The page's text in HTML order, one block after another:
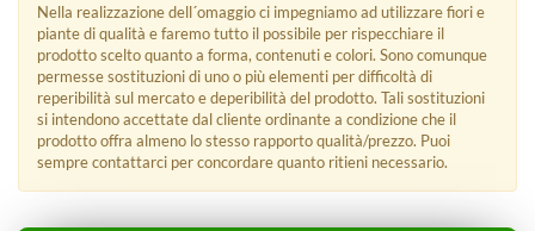
Nella realizzazione dell´omaggio ci impegniamo ad utilizzare fiori e
piante di qualità e faremo tutto il possibile per rispecchiare il
prodotto scelto quanto a forma, contenuti e colori. Sono comunque
permesse sostituzioni di uno o più elementi per difficoltà di
reperibilità sul mercato e deperibilità del prodotto. Tali sostituzioni
si intendono accettate dal cliente ordinante a condizione che il
prodotto offra almeno lo stesso rapporto qualità/prezzo. Puoi
sempre contattarci per concordare quanto ritieni necessario.